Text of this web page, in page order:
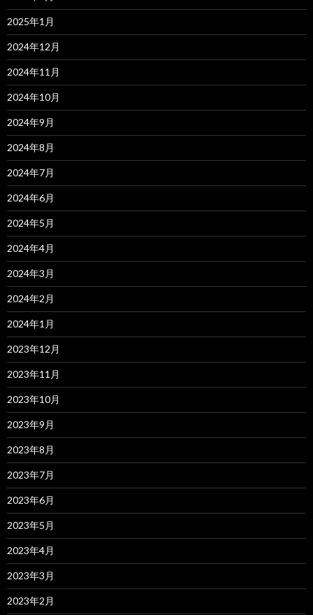
2025年1月
2024年12月
2024年11月
2024年10月
2024年9月
2024年8月
2024年7月
2024年6月
2024年5月
2024年4月
2024年3月
2024年2月
2024年1月
2023年12月
2023年11月
2023年10月
2023年9月
2023年8月
2023年7月
2023年6月
2023年5月
2023年4月
2023年3月
2023年2月